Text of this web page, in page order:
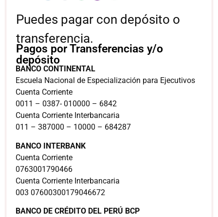
Puedes pagar con depósito o
transferencia.
BANCO CONTINENTAL
Escuela Nacional de Especialización para Ejecutivos
Cuenta Corriente
0011 – 0387- 010000 – 6842
Cuenta Corriente Interbancaria
011 – 387000 – 10000 – 684287
BANCO INTERBANK
Cuenta Corriente
0763001790466
Cuenta Corriente Interbancaria
003 07600300179046672
BANCO DE CRÉDITO DEL PERÚ BCP
Pagos por Transferencias y/o
depósito